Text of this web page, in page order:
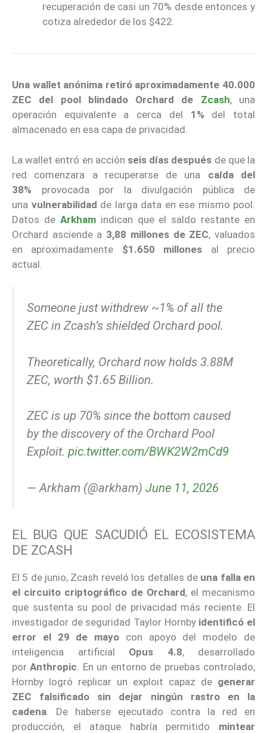
recuperación de casi un 70% desde entonces y
cotiza alrededor de los $422.
Una wallet anónima retiró aproximadamente 40.000
ZEC
del pool blindado Orchard de Zcash, una
operación equivalente a cerca del 1% del total
almacenado en esa capa de privacidad.
La wallet entró en acción seis días después de que la
red comenzara a recuperarse de una caída del
38% provocada por la divulgación pública de
una vulnerabilidad de larga data en ese mismo pool.
Datos de Arkham indican que el saldo restante en
Orchard asciende a 3,88 millones de ZEC, valuados
en aproximadamente $1.650 millones al precio
actual.
Someone just withdrew ~1% of all the
ZEC in Zcash’s shielded Orchard pool.
Theoretically, Orchard now holds 3.88M
ZEC, worth $1.65 Billion.
ZEC is up 70% since the bottom caused
by the discovery of the Orchard Pool
Exploit. pic.twitter.com/BWK2W2mCd9
— Arkham (@arkham) June 11, 2026
EL BUG QUE SACUDIÓ EL ECOSISTEMA
DE ZCASH
El 5 de junio, Zcash reveló los detalles de una falla en
el circuito criptográfico de Orchard, el mecanismo
que sustenta su pool de privacidad más reciente. El
investigador de seguridad Taylor Hornby identificó el
error el 29 de mayo con apoyo del modelo de
inteligencia artificial Opus 4.8, desarrollado
porAnthropic . En un entorno de pruebas controlado,
Hornby logró replicar un exploit capaz de generar
ZEC falsificado sin dejar ningún rastro en la
cadena . De haberse ejecutado contra la red en
producción, el ataque habría permitido mintear